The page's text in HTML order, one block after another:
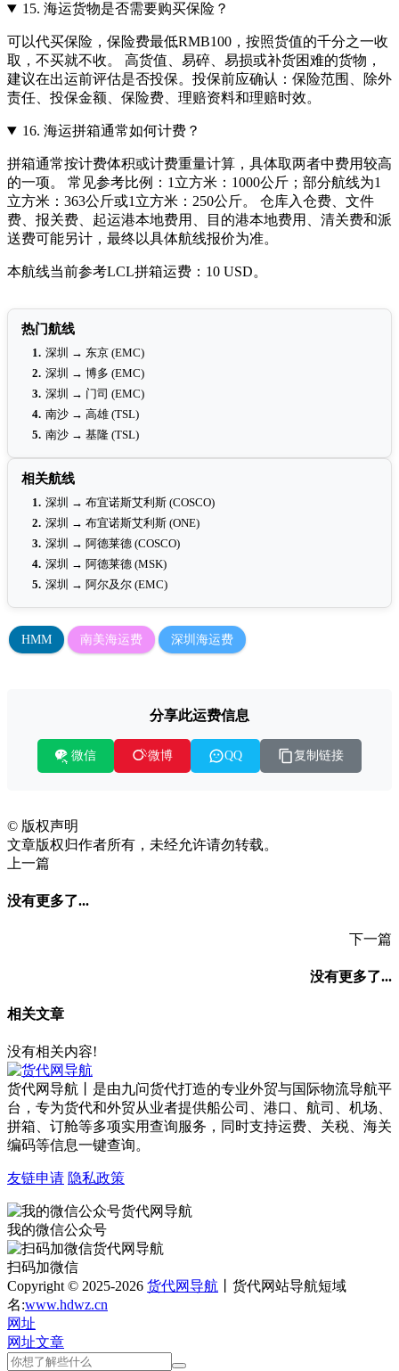
15. 海运货物是否需要购买保险？
可以代买保险，保险费最低RMB100，按照货值的千分之一收
取，不买就不收。 高货值、易碎、易损或补货困难的货物，
建议在出运前评估是否投保。投保前应确认：保险范围、除外
责任、投保金额、保险费、理赔资料和理赔时效。
16. 海运拼箱通常如何计费？
拼箱通常按计费体积或计费重量计算，具体取两者中费用较高
的一项。 常见参考比例：1立方米：1000公斤；部分航线为1
立方米：363公斤或1立方米：250公斤。 仓库入仓费、文件
费、报关费、起运港本地费用、目的港本地费用、清关费和派
送费可能另计，最终以具体航线报价为准。
本航线当前参考LCL拼箱运费：10 USD。
热门航线
1. 深圳 → 东京 (EMC)
2. 深圳 → 博多 (EMC)
3. 深圳 → 门司 (EMC)
4. 南沙 → 高雄 (TSL)
5. 南沙 → 基隆 (TSL)
相关航线
1. 深圳 → 布宜诺斯艾利斯 (COSCO)
2. 深圳 → 布宜诺斯艾利斯 (ONE)
3. 深圳 → 阿德莱德 (COSCO)
4. 深圳 → 阿德莱德 (MSK)
5. 深圳 → 阿尔及尔 (EMC)
HMM 南美海运费 深圳海运费
分享此运费信息
微信 微博 QQ 复制链接
© 版权声明
文章版权归作者所有，未经允许请勿转载。
上一篇
没有更多了...
下一篇
没有更多了...
相关文章
没有相关内容!
货代网导航丨是由九问货代打造的专业外贸与国际物流导航平
台，专为货代和外贸从业者提供船公司、港口、航司、机场、
拼箱、订舱等多项实用查询服务，同时支持运费、关税、海关
编码等信息一键查询。
友链申请 隐私政策
我的微信公众号
扫码加微信
Copyright © 2025-2026 货代网导航 丨货代网站导航短域
名:www.hdwz.cn
网址
网址文章